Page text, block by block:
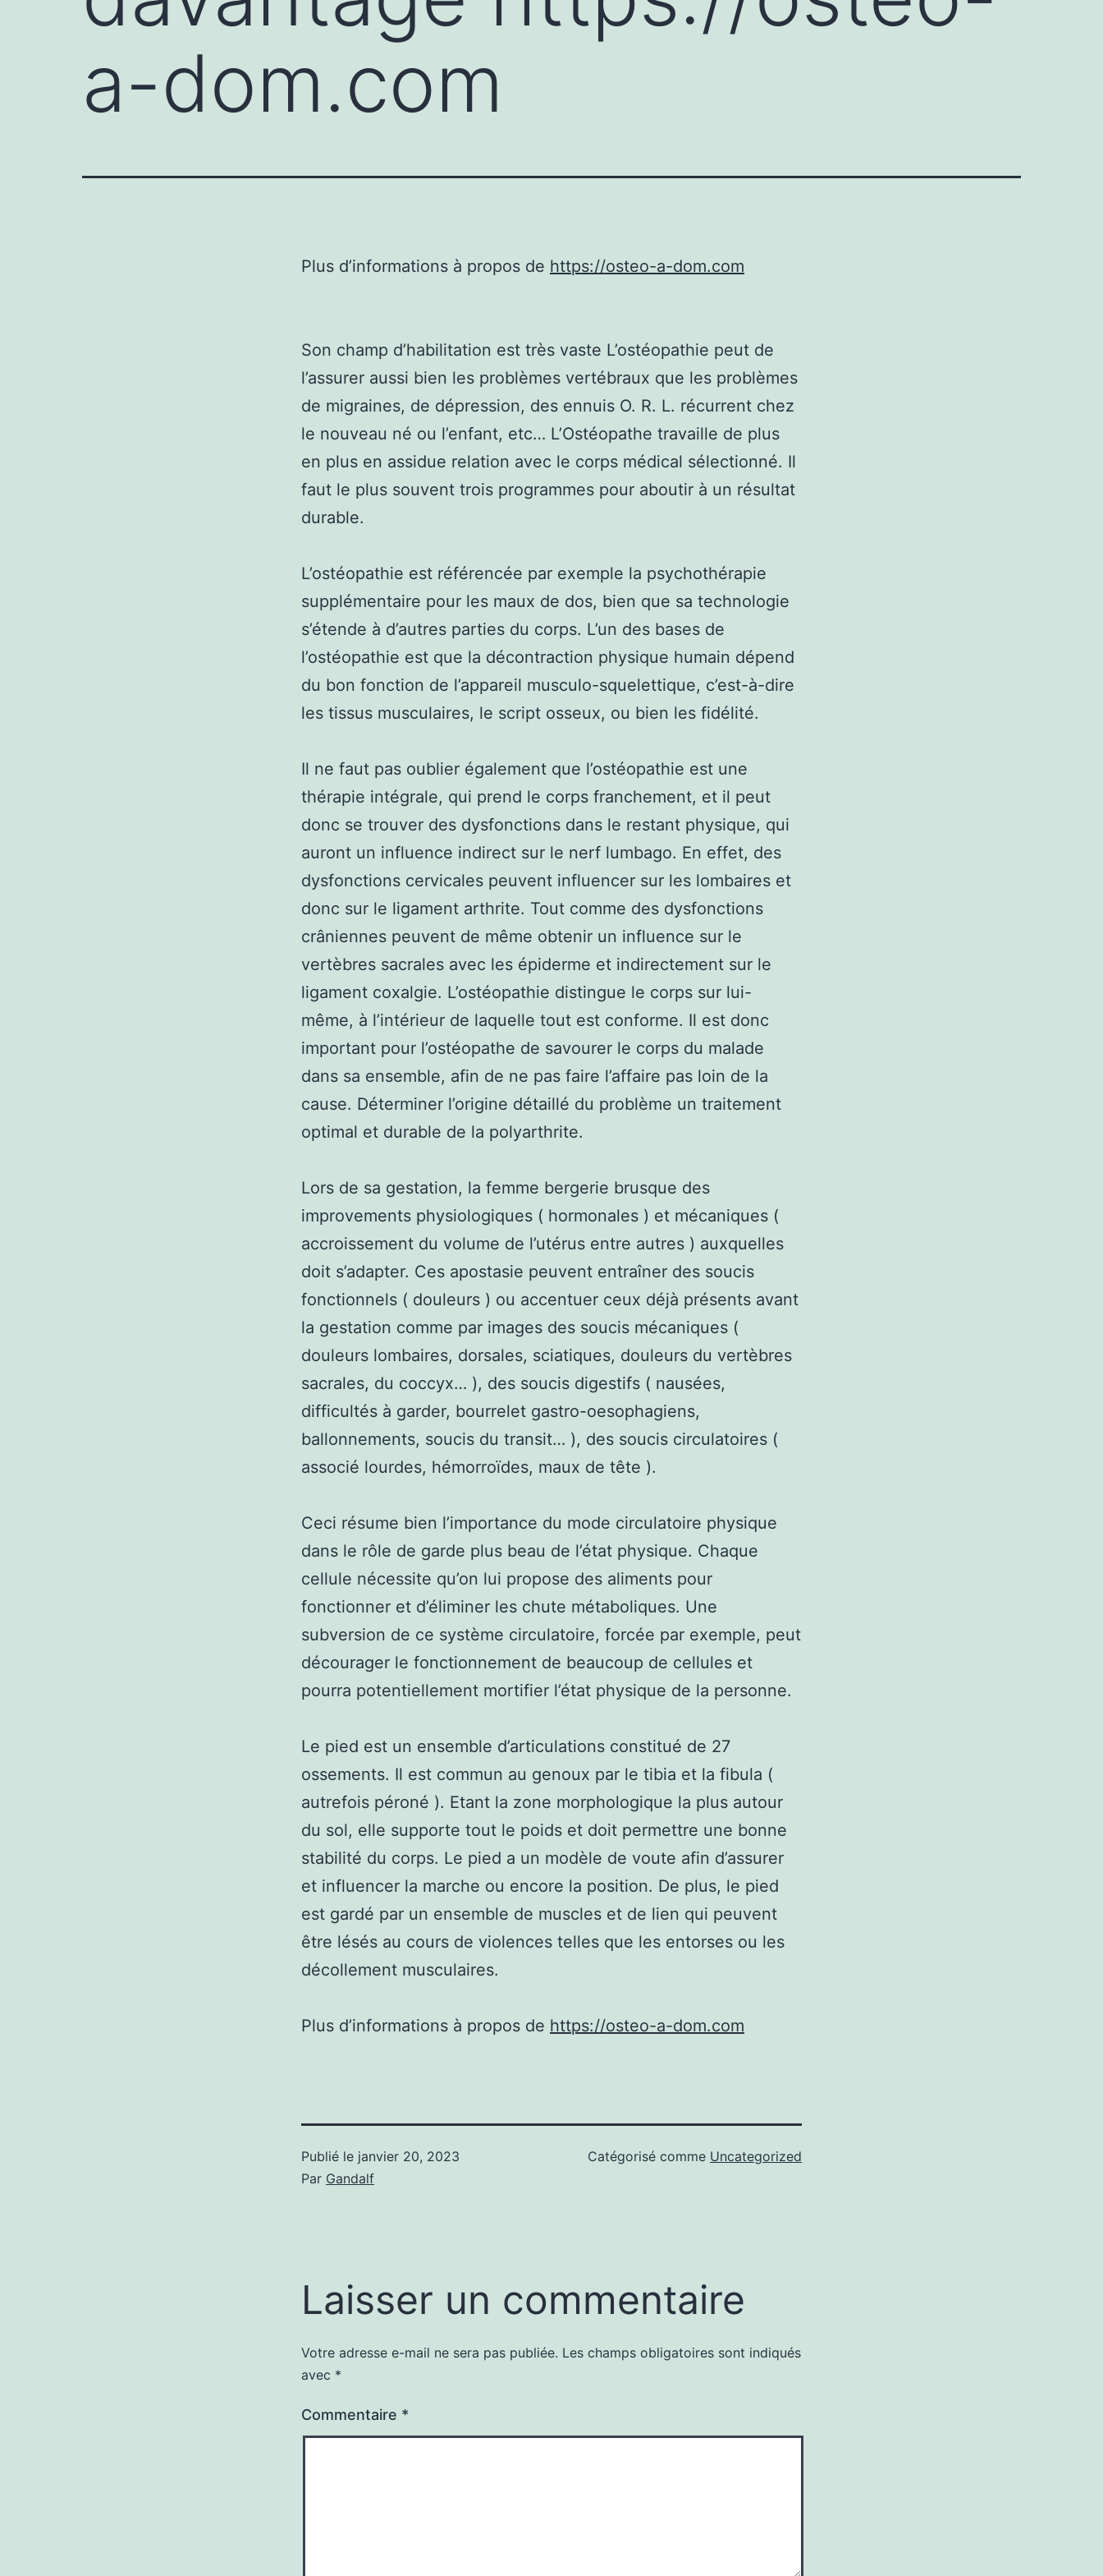
a-dom.com
Plus d’informations à propos de https://osteo-a-dom.com
Son champ d’habilitation est très vaste L’ostéopathie peut de
l’assurer aussi bien les problèmes vertébraux que les problèmes
de migraines, de dépression, des ennuis O. R. L. récurrent chez
le nouveau né ou l’enfant, etc… L’Ostéopathe travaille de plus
en plus en assidue relation avec le corps médical sélectionné. Il
faut le plus souvent trois programmes pour aboutir à un résultat
durable.
L’ostéopathie est référencée par exemple la psychothérapie
supplémentaire pour les maux de dos, bien que sa technologie
s’étende à d’autres parties du corps. L’un des bases de
l’ostéopathie est que la décontraction physique humain dépend
du bon fonction de l’appareil musculo-squelettique, c’est-à-dire
les tissus musculaires, le script osseux, ou bien les fidélité.
Il ne faut pas oublier également que l’ostéopathie est une
thérapie intégrale, qui prend le corps franchement, et il peut
donc se trouver des dysfonctions dans le restant physique, qui
auront un influence indirect sur le nerf lumbago. En effet, des
dysfonctions cervicales peuvent influencer sur les lombaires et
donc sur le ligament arthrite. Tout comme des dysfonctions
crâniennes peuvent de même obtenir un influence sur le
vertèbres sacrales avec les épiderme et indirectement sur le
ligament coxalgie. L’ostéopathie distingue le corps sur lui-
même, à l’intérieur de laquelle tout est conforme. Il est donc
important pour l’ostéopathe de savourer le corps du malade
dans sa ensemble, afin de ne pas faire l’affaire pas loin de la
cause. Déterminer l’origine détaillé du problème un traitement
optimal et durable de la polyarthrite.
Lors de sa gestation, la femme bergerie brusque des
improvements physiologiques ( hormonales ) et mécaniques (
accroissement du volume de l’utérus entre autres ) auxquelles
doit s’adapter. Ces apostasie peuvent entraîner des soucis
fonctionnels ( douleurs ) ou accentuer ceux déjà présents avant
la gestation comme par images des soucis mécaniques (
douleurs lombaires, dorsales, sciatiques, douleurs du vertèbres
sacrales, du coccyx… ), des soucis digestifs ( nausées,
difficultés à garder, bourrelet gastro-oesophagiens,
ballonnements, soucis du transit… ), des soucis circulatoires (
associé lourdes, hémorroïdes, maux de tête ).
Ceci résume bien l’importance du mode circulatoire physique
dans le rôle de garde plus beau de l’état physique. Chaque
cellule nécessite qu’on lui propose des aliments pour
fonctionner et d’éliminer les chute métaboliques. Une
subversion de ce système circulatoire, forcée par exemple, peut
décourager le fonctionnement de beaucoup de cellules et
pourra potentiellement mortifier l’état physique de la personne.
Le pied est un ensemble d’articulations constitué de 27
ossements. Il est commun au genoux par le tibia et la fibula (
autrefois péroné ). Etant la zone morphologique la plus autour
du sol, elle supporte tout le poids et doit permettre une bonne
stabilité du corps. Le pied a un modèle de voute afin d’assurer
et influencer la marche ou encore la position. De plus, le pied
est gardé par un ensemble de muscles et de lien qui peuvent
être lésés au cours de violences telles que les entorses ou les
décollement musculaires.
Plus d’informations à propos de https://osteo-a-dom.com
Publié le janvier 20, 2023
Par Gandalf
Catégorisé comme Uncategorized
Laisser un commentaire
Votre adresse e-mail ne sera pas publiée. Les champs obligatoires sont indiqués
avec *
Commentaire *